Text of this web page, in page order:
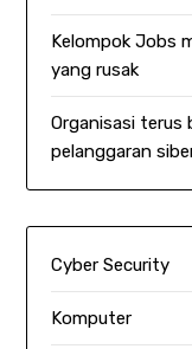
Kelompok Jobs
yang rusak
Organisasi terus
pelanggaran
Cyber Security
Komputer